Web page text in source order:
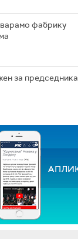
фабрику
за председника